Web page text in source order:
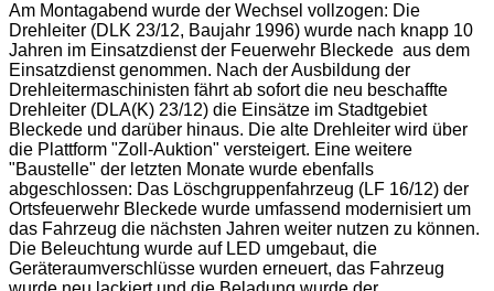
Am Montagabend wurde der Wechsel vollzogen: Die
Drehleiter (DLK 23/12, Baujahr 1996) wurde nach knapp 10
Jahren im Einsatzdienst der Feuerwehr Bleckede aus dem
Einsatzdienst genommen. Nach der Ausbildung der
Drehleitermaschinisten fährt ab sofort die neu beschaffte
Drehleiter (DLA(K) 23/12) die Einsätze im Stadtgebiet
Bleckede und darüber hinaus. Die alte Drehleiter wird über
die Plattform "Zoll-Auktion" versteigert. Eine weitere
"Baustelle" der letzten Monate wurde ebenfalls
abgeschlossen: Das Löschgruppenfahrzeug (LF 16/12) der
Ortsfeuerwehr Bleckede wurde umfassend modernisiert um
das Fahrzeug die nächsten Jahren weiter nutzen zu können.
Die Beleuchtung wurde auf LED umgebaut, die
Geräteraumverschlüsse wurden erneuert, das Fahrzeug